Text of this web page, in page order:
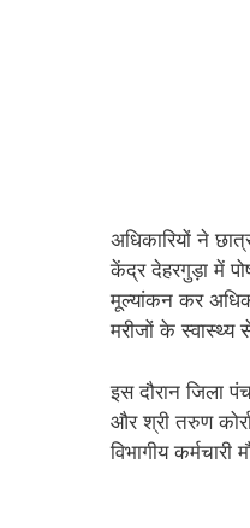
अधिकारियों ने
केंद्र देहरगुड़ा में
मूल्यांकन कर
मरीजों के स्वास्थ्य
इस दौरान जिला
और श्री तरुण
विभागीय कर्मचारी